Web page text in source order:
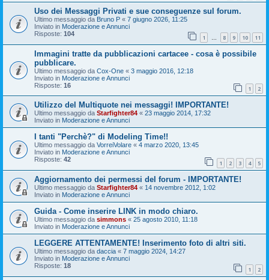
Uso dei Messaggi Privati e sue conseguenze sul forum.
Ultimo messaggio da Bruno P « 7 giugno 2026, 11:25
Inviato in Moderazione e Annunci
Risposte: 104 1 … 8 9 10 11
Immagini tratte da pubblicazioni cartacee - cosa è possibile
pubblicare.
Ultimo messaggio da Cox-One « 3 maggio 2016, 12:18
Inviato in Moderazione e Annunci
Risposte: 16 1 2
Utilizzo del Multiquote nei messaggi! IMPORTANTE!
Ultimo messaggio da Starfighter84 « 23 maggio 2014, 17:32
Inviato in Moderazione e Annunci
I tanti "Perchè?" di Modeling Time!!
Ultimo messaggio da VorreiVolare « 4 marzo 2020, 13:45
Inviato in Moderazione e Annunci
Risposte: 42 1 2 3 4 5
Aggiornamento dei permessi del forum - IMPORTANTE!
Ultimo messaggio da Starfighter84 « 14 novembre 2012, 1:02
Inviato in Moderazione e Annunci
Guida - Come inserire LINK in modo chiaro.
Ultimo messaggio da simmons « 25 agosto 2010, 11:18
Inviato in Moderazione e Annunci
LEGGERE ATTENTAMENTE! Inserimento foto di altri siti.
Ultimo messaggio da daccia « 7 maggio 2024, 14:27
Inviato in Moderazione e Annunci
Risposte: 18 1 2